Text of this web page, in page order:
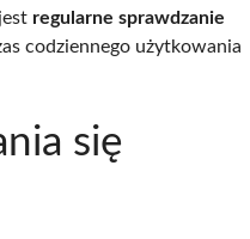
regularne sprawdzanie
codziennego użytkowania
się